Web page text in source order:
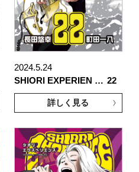
2024.5.24
SHIORI EXPERIEN … 22
詳しく見る